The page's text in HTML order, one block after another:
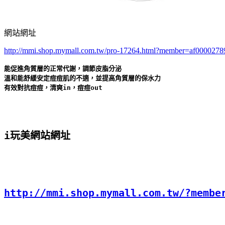
網站網址
http://mmi.shop.mymall.com.tw/pro-
能促進角質層的正常代謝，調節皮脂分泌
溫和能舒緩安定痘痘肌的不適，並提高角質層的保水力
有效對抗痘痘，清爽in，痘痘out
i玩美網站網址
http://mmi.shop.mymall.com.tw/